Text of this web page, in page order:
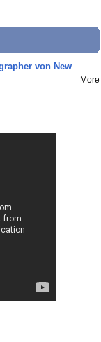
von New
More